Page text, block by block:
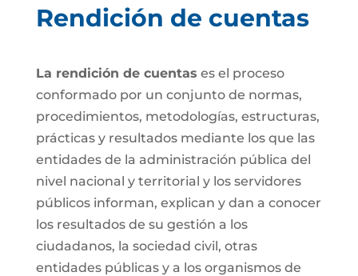
Rendición de cuentas
La rendición de cuentas es el proceso
conformado por un conjunto de normas,
procedimientos, metodologías, estructuras,
prácticas y resultados mediante los que las
entidades de la administración pública del
nivel nacional y territorial y los servidores
públicos informan, explican y dan a conocer
los resultados de su gestión a los
ciudadanos, la sociedad civil, otras
entidades públicas y a los organismos de